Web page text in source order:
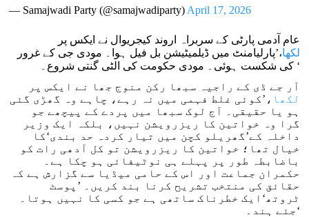
— Samajwadi Party (@samajwadiparty) April 17, 2026
عام آدمی پارٹی کے سربراہ اروند کیجریوال نے ایکس پر
لکھا،’پارلیامنٹ میں ڈیلمیٹیشن بل فیل ہوا۔ مودی جی کے غرور
کی شکست ہوئی۔ مودی حکومت کی الٹی گنتی شروع۔ ‘
آر جے ڈی کے راجیہ سبھا رکن منوج جھا نے ایکس پر
لکھا ،’کوئی غلط فہمی میں نہ رہے، چاہے وہ گھڑی گئی
ہو یا حقیقی۔ آج لوک سبھا میں پردے کے پیچھے جو
گرا وہ خواتین کا ریزرویشن نہیں، بلکہ ایک وزیر
داخلہ کے’گھریلو کچن میں تیار کردہ حد بندی‘کا
خیال تھا؛ خواتین کا ریزرویشن تو کل آدھی رات کو
باضابطہ طور پر پہلے ہی نوٹیفائی ہو چکا ہے۔
حکمران جماعت اور اس کے حامی میڈیا سے گزارش ہے کہ
حقائق کی منتخب تشریح کرنا بند کریں۔ ’پوسٹ
ٹروتھ‘ایک خطرناک ساتھی ہے جو کسی کا نہیں ہوتا۔
جئے ہند۔‘